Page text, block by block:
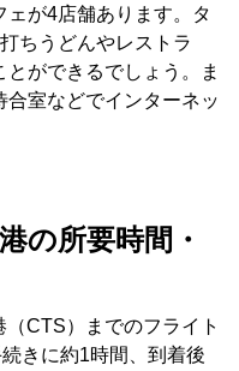
ェが4店舗あります。タ
ちうどんやレストラ
ができるでしょう。ま
合室などでインターネッ
の所要時間・
CTS）までのフライト
きに約1時間、到着後